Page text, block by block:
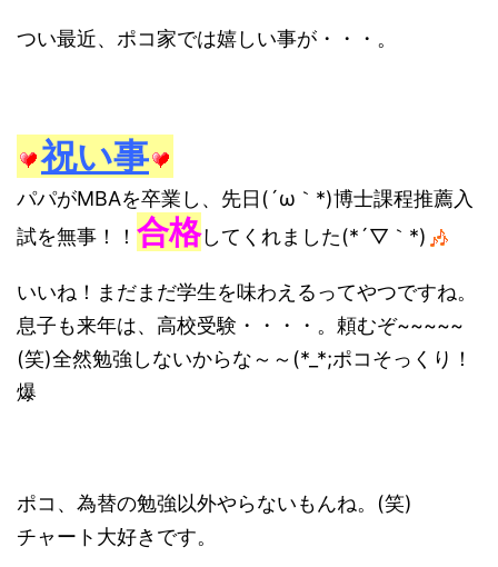
つい最近、ポコ家では嬉しい事が・・・。
祝い事
パパがMBAを卒業し、先日(´ω｀*)博士課程推薦入
試を無事！！ 合格してくれました(*´▽｀*)
いいね！まだまだ学生を味わえるってやつですね。
息子も来年は、高校受験・・・・。頼むぞ~~~~~
(笑)全然勉強しないからな～～(*_*;ポコそっくり！
爆
ポコ、為替の勉強以外やらないもんね。(笑)
チャート大好きです。